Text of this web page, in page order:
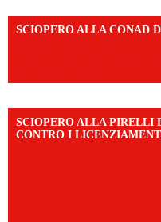
SCIOPERO ALLA CONAD
SCIOPERO ALLA PIRELLI
CONTRO I